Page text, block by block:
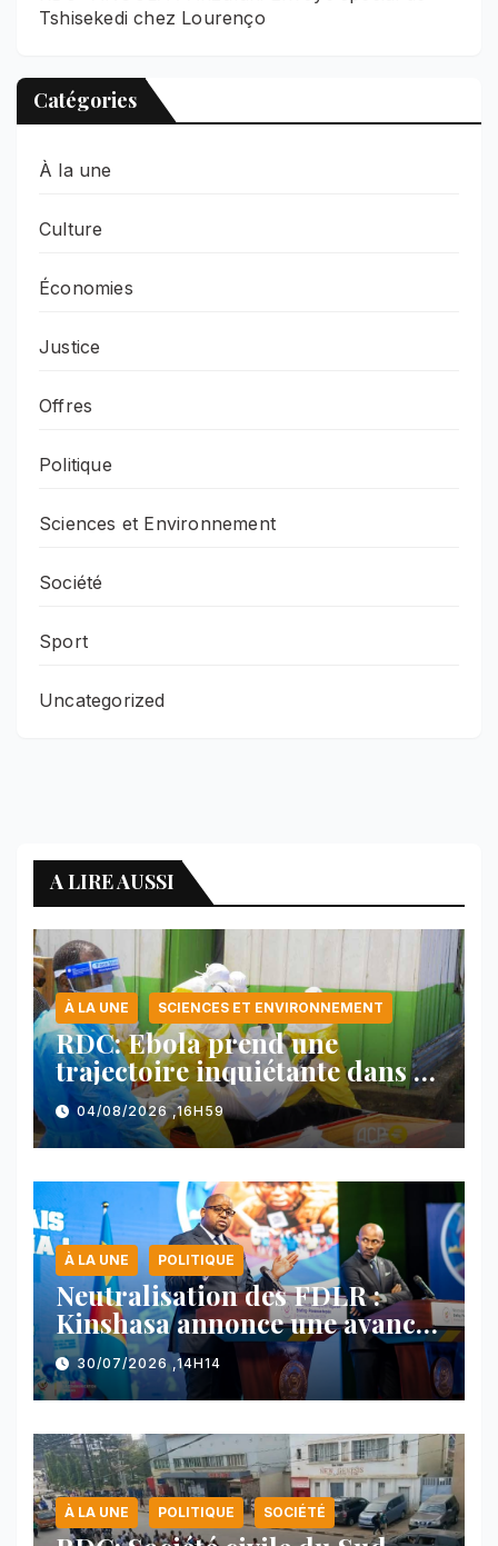
Tshisekedi chez Lourenço
Catégories
À la une
Culture
Économies
Justice
Offres
Politique
Sciences et Environnement
Société
Sport
Uncategorized
A LIRE AUSSI
À LA UNE SCIENCES ET ENVIRONNEMENT
RDC: Ebola prend une
trajectoire inquiétante dans le
nord-est du pays
04/08/2026 ,16H59
À LA UNE POLITIQUE
Neutralisation des FDLR :
Kinshasa annonce une avancée
majeure et maintient sa ligne
face au Rwanda
30/07/2026 ,14H14
À LA UNE POLITIQUE SOCIÉTÉ